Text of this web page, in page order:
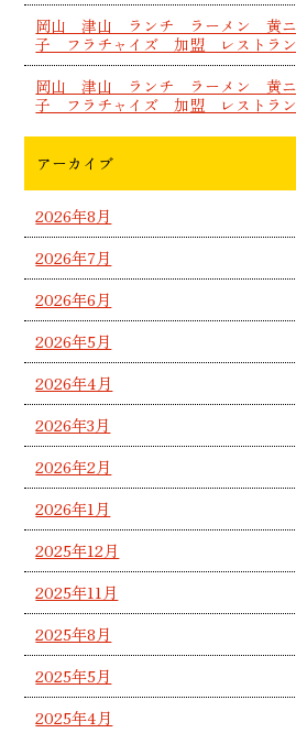
岡山 津山 ランチ ラーメン 黄
子 フラチャイズ 加盟 レストラン
岡山 津山 ランチ ラーメン 黄
子 フラチャイズ 加盟 レストラン
アーカイブ
2026年8月
2026年7月
2026年6月
2026年5月
2026年4月
2026年3月
2026年2月
2026年1月
2025年12月
2025年11月
2025年8月
2025年5月
2025年4月